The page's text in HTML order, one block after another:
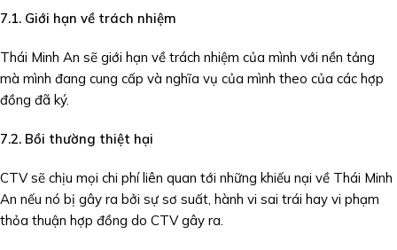
7.1. Giới hạn về trách nhiệm
Thái Minh An sẽ giới hạn về trách nhiệm của mình với nền tảng
mà mình đang cung cấp và nghĩa vụ của mình theo của các hợp
đồng đã ký.
7.2. Bồi thường thiệt hại
CTV sẽ chịu mọi chi phí liên quan tới những khiếu nại về Thái Minh
An nếu nó bị gây ra bởi sự sơ suất, hành vi sai trái hay vi phạm
thỏa thuận hợp đồng do CTV gây ra.